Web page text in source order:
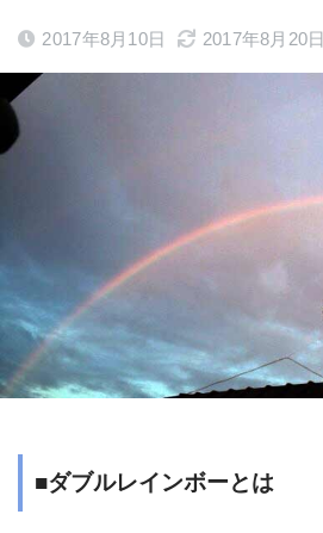
2017年8月10日 2017年8月20日
■ダブルレインボーとは